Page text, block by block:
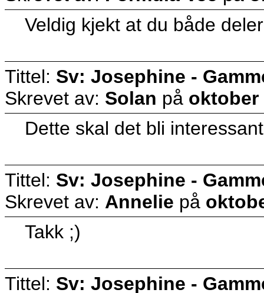
Veldig kjekt at du både
Tittel: Sv: Josephine -
Skrevet av: Solan på oktober
Dette skal det bli
Tittel: Sv: Josephine -
Skrevet av: Annelie på
Takk ;)
Tittel: Sv: Josephine -